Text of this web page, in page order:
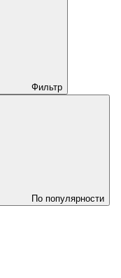
Фильтр
По популярности